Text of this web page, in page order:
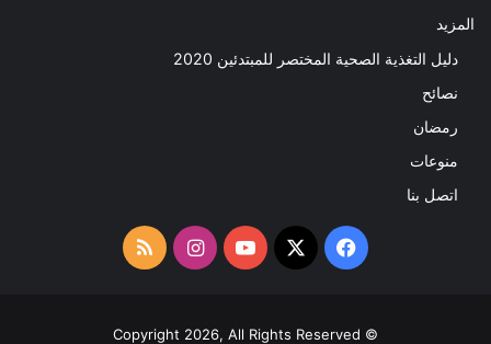
المزيد
دليل التغذية الصحية المختصر للمبتدئين 2020​
نصائح
رمضان
منوعات
اتصل بنا
فيسبوك
‫X
‫YouTubeانستقرامملخص
RSS
© Copyright 2026, All Rights Reserved